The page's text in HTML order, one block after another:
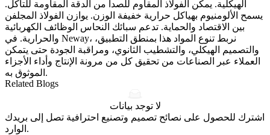
الهيكلية. يمكّن الفولاذ المقاوم للصدأ من الدقة المقاومة للتآكل.
يسمح الألومنيوم بهياكل حرارية خفيفة الوزن. يوازن الفولاذ المجلفن
بين الاقتصاد والحماية. تدعم سبائك النحاس الوظائف الكهربائية
والحرارية. في Neway، نربط تنوع المواد هذا بمنطق التطبيق،
والتصميم الهيكلي، والتشطيب الثانوي، ومراقبة الجودة حتى يتمكن
العملاء عبر الصناعات من تحقيق كل من مرونة الإنتاج وأداء الأجزاء
الموثوق به.
Related Blogs
لا توجد بيانات
اشترك للحصول على نصائح تصميم وتصنيع احترافية تصل إلى بريدك
الوارد.